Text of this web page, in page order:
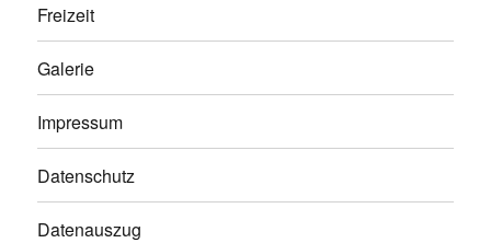
Freizeit
Galerie
Impressum
Datenschutz
Datenauszug